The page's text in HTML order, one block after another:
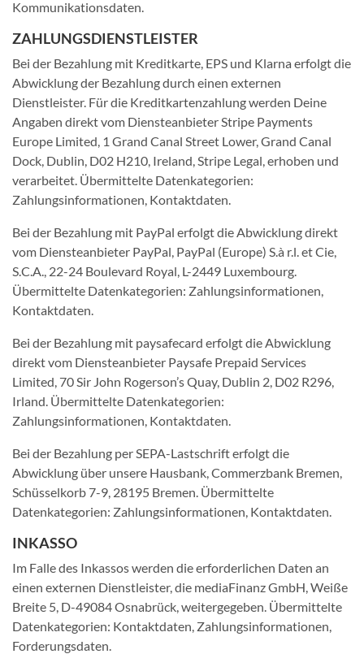
Kommunikationsdaten.
ZAHLUNGSDIENSTLEISTER
Bei der Bezahlung mit Kreditkarte, EPS und Klarna erfolgt die
Abwicklung der Bezahlung durch einen externen
Dienstleister. Für die Kreditkartenzahlung werden Deine
Angaben direkt vom Diensteanbieter Stripe Payments
Europe Limited, 1 Grand Canal Street Lower, Grand Canal
Dock, Dublin, D02 H210, Ireland, Stripe Legal, erhoben und
verarbeitet. Übermittelte Datenkategorien:
Zahlungsinformationen, Kontaktdaten.
Bei der Bezahlung mit PayPal erfolgt die Abwicklung direkt
vom Diensteanbieter PayPal, PayPal (Europe) S.à r.l. et Cie,
S.C.A., 22-24 Boulevard Royal, L-2449 Luxembourg.
Übermittelte Datenkategorien: Zahlungsinformationen,
Kontaktdaten.
Bei der Bezahlung mit paysafecard erfolgt die Abwicklung
direkt vom Diensteanbieter Paysafe Prepaid Services
Limited, 70 Sir John Rogerson’s Quay, Dublin 2, D02 R296,
Irland. Übermittelte Datenkategorien:
Zahlungsinformationen, Kontaktdaten.
Bei der Bezahlung per SEPA-Lastschrift erfolgt die
Abwicklung über unsere Hausbank, Commerzbank Bremen,
Schüsselkorb 7-9, 28195 Bremen. Übermittelte
Datenkategorien: Zahlungsinformationen, Kontaktdaten.
INKASSO
Im Falle des Inkassos werden die erforderlichen Daten an
einen externen Dienstleister, die mediaFinanz GmbH, Weiße
Breite 5, D-49084 Osnabrück, weitergegeben. Übermittelte
Datenkategorien: Kontaktdaten, Zahlungsinformationen,
Forderungsdaten.